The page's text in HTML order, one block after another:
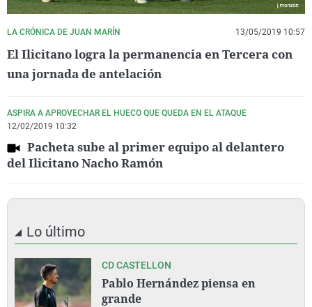
LA CRÓNICA DE JUAN MARÍN 13/05/2019 10:57
El Ilicitano logra la permanencia en Tercera con
una jornada de antelación
ASPIRA A APROVECHAR EL HUECO QUE QUEDA EN EL ATAQUE
12/02/2019 10:32
Pacheta sube al primer equipo al delantero
del Ilicitano Nacho Ramón
Lo último
CD CASTELLON
Pablo Hernández piensa en
grande